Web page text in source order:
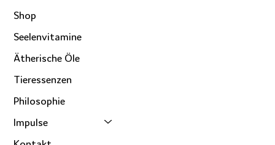
Shop
Seelenvitamine
Ätherische Öle
Tieressenzen
Philosophie
Impulse